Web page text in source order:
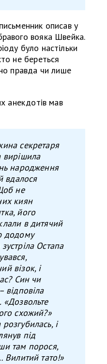
описав у
вояка Швейка.
було настільки
не береться
правда чи лише
анекдотів мав
секретаря
народження
вдалося
не
киян
його
в дитячий
додому
Остапа
ий візок, і
Син чи
відповіла
«Дозвольте
схожий?»
і
під
там порося,
Вилитий тато!»